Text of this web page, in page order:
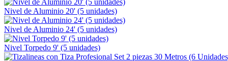
Nivel de Aluminio 20' (5 unidades)
Nivel de Aluminio 24' (5 unidades)
Nivel Torpedo 9' (5 unidades)